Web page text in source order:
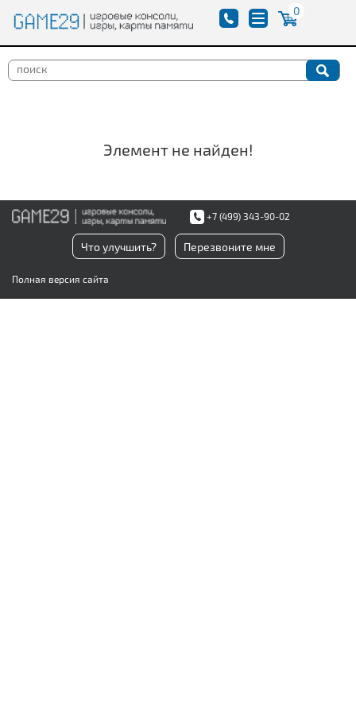
0
Элемент не найден!
+7 (499) 343-90-02
Что улучшить? Перезвоните мне
Полная версия сайта